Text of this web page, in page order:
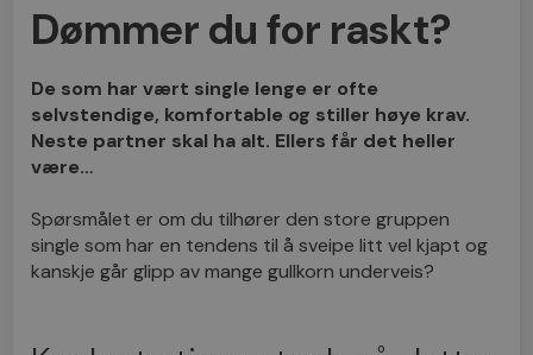
Dømmer du for raskt?
De som har vært single lenge er ofte
selvstendige, komfortable og stiller høye krav.
Neste partner skal ha alt. Ellers får det heller
være…
Spørsmålet er om du tilhører den store gruppen
single som har en tendens til å sveipe litt vel kjapt og
kanskje går glipp av mange gullkorn underveis?